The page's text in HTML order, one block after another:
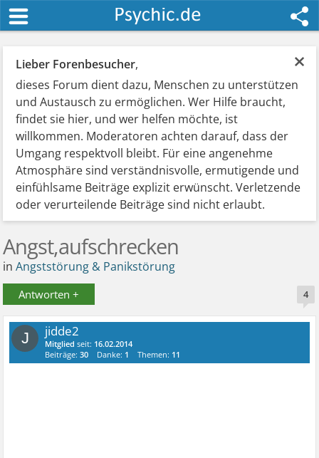
×
Lieber Forenbesucher,
dieses Forum dient dazu, Menschen zu unterstützen
und Austausch zu ermöglichen. Wer Hilfe braucht,
findet sie hier, und wer helfen möchte, ist
willkommen. Moderatoren achten darauf, dass der
Umgang respektvoll bleibt. Für eine angenehme
Atmosphäre sind verständnisvolle, ermutigende und
einfühlsame Beiträge explizit erwünscht. Verletzende
oder verurteilende Beiträge sind nicht erlaubt.
Angst,aufschrecken
inAngststörung & Panikstörung
Antworten + 4
J jidde2
Mitglied seit: 16.02.2014
Beiträge:30 Danke: 1 Themen: 11